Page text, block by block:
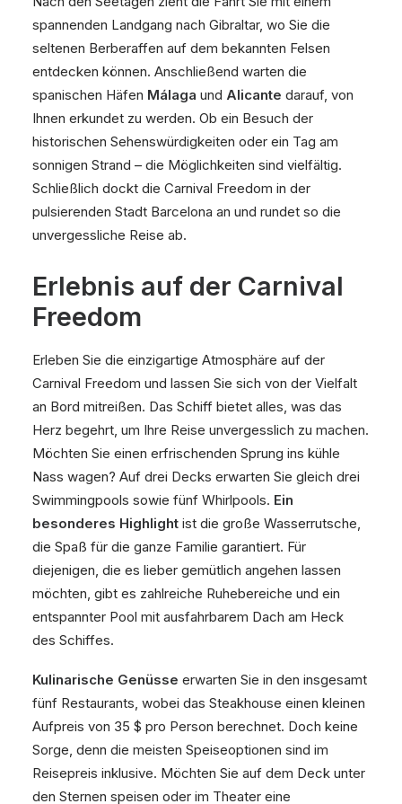
spannenden Landgang nach Gibraltar, wo Sie die
seltenen Berberaffen auf dem bekannten Felsen
entdecken können. Anschließend warten die
spanischen Häfen Málaga und Alicante darauf, von
Ihnen erkundet zu werden. Ob ein Besuch der
historischen Sehenswürdigkeiten oder ein Tag am
sonnigen Strand – die Möglichkeiten sind vielfältig.
Schließlich dockt die Carnival Freedom in der
pulsierenden Stadt Barcelona an und rundet so die
unvergessliche Reise ab.
Erlebnis auf der Carnival
Freedom
Erleben Sie die einzigartige Atmosphäre auf der
Carnival Freedom und lassen Sie sich von der Vielfalt
an Bord mitreißen. Das Schiff bietet alles, was das
Herz begehrt, um Ihre Reise unvergesslich zu machen.
Möchten Sie einen erfrischenden Sprung ins kühle
Nass wagen? Auf drei Decks erwarten Sie gleich drei
Swimmingpools sowie fünf Whirlpools. Ein
besonderes Highlight ist die große Wasserrutsche,
die Spaß für die ganze Familie garantiert. Für
diejenigen, die es lieber gemütlich angehen lassen
möchten, gibt es zahlreiche Ruhebereiche und ein
entspannter Pool mit ausfahrbarem Dach am Heck
des Schiffes.
Kulinarische Genüsse erwarten Sie in den insgesamt
fünf Restaurants, wobei das Steakhouse einen kleinen
Aufpreis von 35 $ pro Person berechnet. Doch keine
Sorge, denn die meisten Speiseoptionen sind im
Reisepreis inklusive. Möchten Sie auf dem Deck unter
den Sternen speisen oder im Theater eine